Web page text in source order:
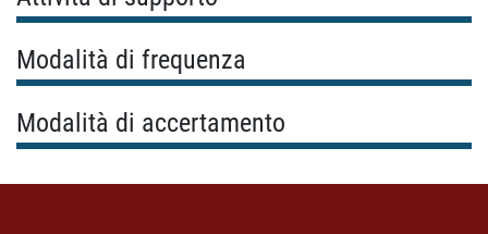
Modalità di frequenza
Modalità di accertamento